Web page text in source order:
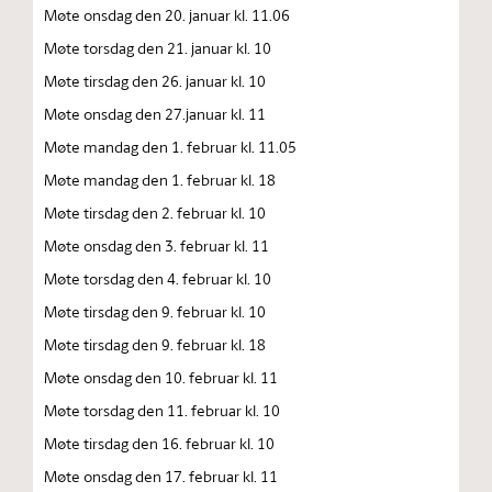
Møte onsdag den 20. januar kl. 11.06
Møte torsdag den 21. januar kl. 10
Møte tirsdag den 26. januar kl. 10
Møte onsdag den 27.januar kl. 11
Møte mandag den 1. februar kl. 11.05
Møte mandag den 1. februar kl. 18
Møte tirsdag den 2. februar kl. 10
Møte onsdag den 3. februar kl. 11
Møte torsdag den 4. februar kl. 10
Møte tirsdag den 9. februar kl. 10
Møte tirsdag den 9. februar kl. 18
Møte onsdag den 10. februar kl. 11
Møte torsdag den 11. februar kl. 10
Møte tirsdag den 16. februar kl. 10
Møte onsdag den 17. februar kl. 11